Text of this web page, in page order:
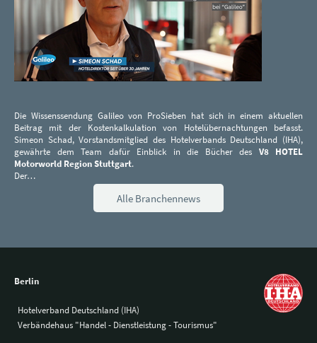
Die Wissenssendung Galileo von ProSieben hat sich in einem aktuellen
Beitrag mit der Kostenkalkulation von Hotelübernachtungen befasst.
Simeon Schad, Vorstandsmitglied des Hotelverbands Deutschland (IHA),
gewährte dem Team dafür Einblick in die Bücher des V8 HOTEL
Motorworld Region Stuttgart.
Der…
Alle Branchennews
Berlin
Hotelverband Deutschland (IHA)
Verbändehaus "Handel - Dienstleistung - Tourismus"